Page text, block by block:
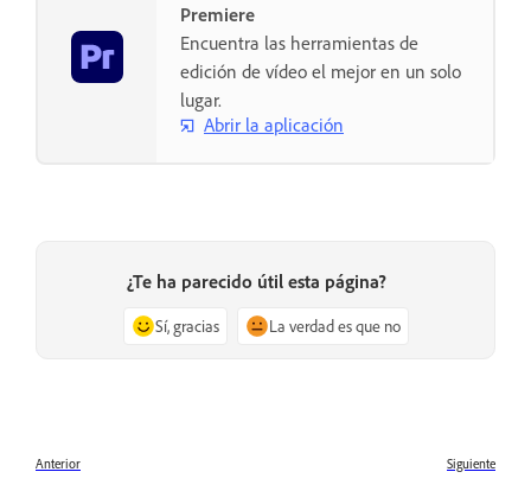
Premiere
Encuentra las herramientas de
edición de vídeo el mejor en un solo
lugar.
Abrir la aplicación
¿Te ha parecido útil esta página?
Sí, gracias La verdad es que no
Anterior Siguiente